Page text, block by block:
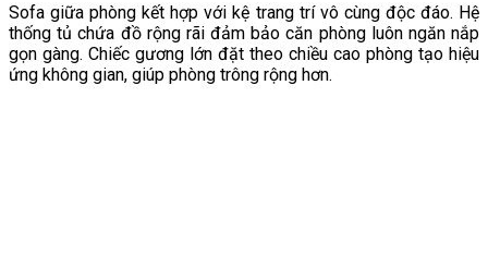
Sofa giữa phòng kết hợp với kệ trang trí vô cùng độc đáo. Hệ
thống tủ chứa đồ rộng rãi đảm bảo căn phòng luôn ngăn nắp
gọn gàng. Chiếc gương lớn đặt theo chiều cao phòng tạo hiệu
ứng không gian, giúp phòng trông rộng hơn.